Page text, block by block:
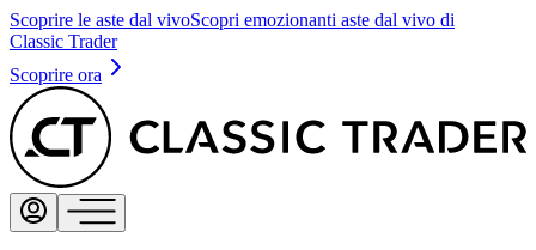
Scoprire le aste dal vivoScopri emozionanti aste dal vivo di
Classic Trader
Scoprire ora